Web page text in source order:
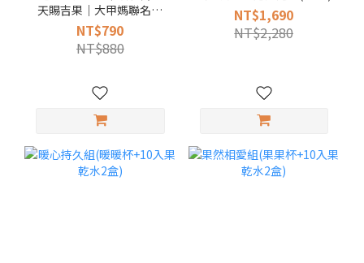
天賜吉果｜大甲媽聯名禮
盒
NT$790
NT$880
NT$1,690
NT$2,280